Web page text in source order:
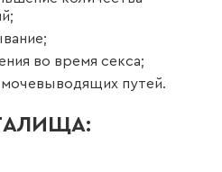
во время секса;
путей.